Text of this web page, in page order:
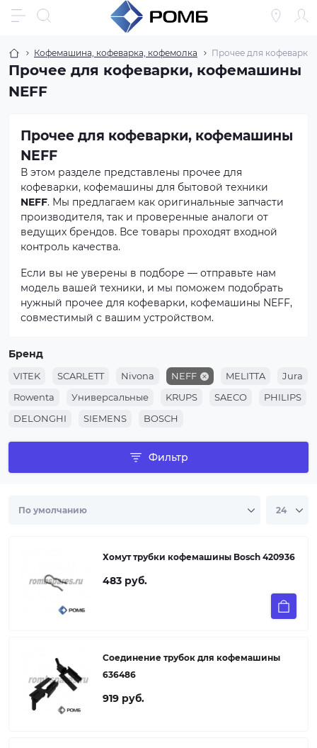
Кофемашина, кофеварка, кофемолка Прочее для
Прочее для кофеварки, кофемашины
NEFF
Прочее для кофеварки, кофемашины
NEFF
В этом разделе представлены прочее для
кофеварки, кофемашины для бытовой техники
NEFF. Мы предлагаем как оригинальные запчасти
производителя, так и проверенные аналоги от
ведущих брендов. Все товары проходят входной
контроль качества.
Если вы не уверены в подборе — отправьте нам
модель вашей техники, и мы поможем подобрать
нужный прочее для кофеварки, кофемашины NEFF,
совместимый с вашим устройством.
Бренд
VITEK SCARLETT Nivona NEFF MELITTA
Jura
Rowenta
Универсальные KRUPS SAECO
PHILIPS
DELONGHI
SIEMENS BOSCH
Фильтр
Хомут трубки кофемашины Bosch 420936
483 руб.
Соединение трубок для кофемашины
636486
919 руб.